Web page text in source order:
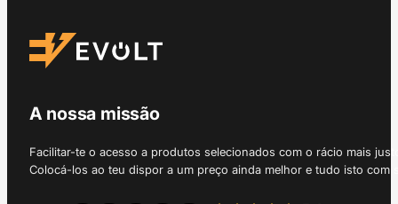
A nossa missão
Facilitar-te o acesso a produtos selecionados com o rácio mais
Colocá-los ao teu dispor a um preço ainda melhor e tudo isto